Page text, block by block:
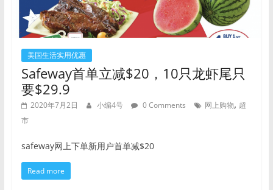
美国生活实用优惠
Safeway首单立减$20，10只龙虾尾只
要$29.9
2020年7月2日 小编4号 0 Comments 网上购物, 超
市
safeway网上下单新用户首单减$20
Read more